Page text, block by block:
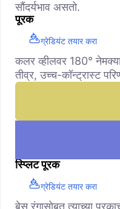
सौंदर्यभाव असतो.
पूरक
ग्रेडियंट तयार करा
कलर व्हीलवर 180°
तीव्र, उच्च-कॉन्ट्रास्ट
स्प्लिट पूरक
ग्रेडियंट तयार करा
बेस रंगासोबत त्याच्या